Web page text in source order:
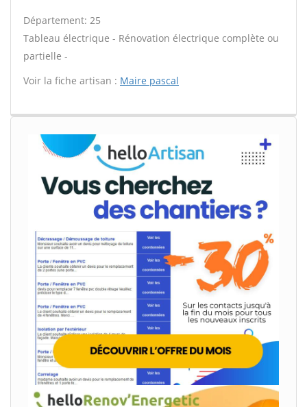
Département: 25
Tableau électrique - Rénovation électrique complète ou
partielle -
Voir la fiche artisan : Maire pascal